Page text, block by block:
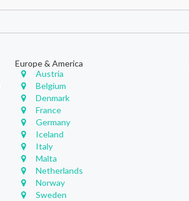
Europe & America
Austria
Belgium
Denmark
France
Germany
Iceland
Italy
Malta
Netherlands
Norway
Sweden